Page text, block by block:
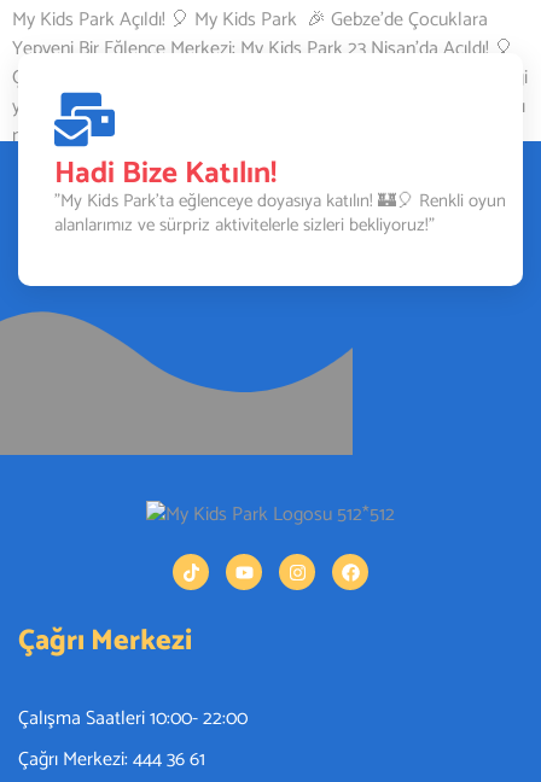
My Kids Park Açıldı! 🎈 My Kids Park 🎉 Gebze’de Çocuklara
Yepyeni Bir Eğlence Merkezi: My Kids Park 23 Nisan’da Açıldı! 🎈
Çocukların hayal gücünü ve enerjisini özgürce ortaya koyabileceği
yepyeni bir eğlence merkezi Gebze’de açıldı! 23 Nisan’da kapılarını
miniklere açan My Kids Park, Gebze başta olmak üzere Kocaeli,
Darıca, Çayırova, Dilovası ve İstanbul çevresinden […]
Hadi Bize Katılın!
"My Kids Park’ta eğlenceye doyasıya katılın! 🏰🎈 Renkli oyun
alanlarımız ve sürpriz aktivitelerle sizleri bekliyoruz!"
Çağrı Merkezi
Çalışma Saatleri 10:00- 22:00
Çağrı Merkezi: 444 36 61